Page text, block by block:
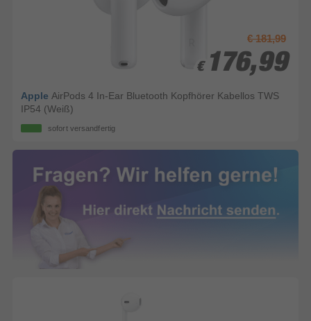
€ 181,99
€ 176,99
€ 176,99
Apple AirPods 4 In-Ear Bluetooth Kopfhörer Kabellos TWS
IP54 (Weiß)
sofort versandfertig